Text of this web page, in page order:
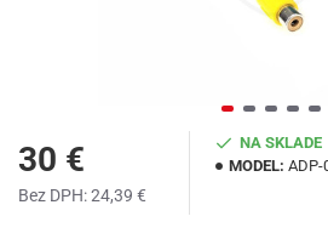
30 €
Bez DPH: 24,39 €
NA SKLADE
MODEL: ADP-